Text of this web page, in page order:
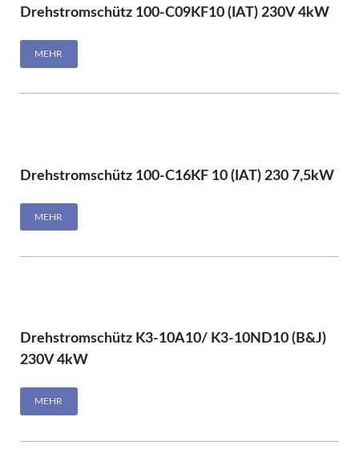
Drehstromschütz 100-C09KF10 (IAT) 230V 4kW
MEHR
Drehstromschütz 100-C16KF 10 (IAT) 230 7,5kW
MEHR
Drehstromschütz K3-10A10/ K3-10ND10 (B&J)
230V 4kW
MEHR